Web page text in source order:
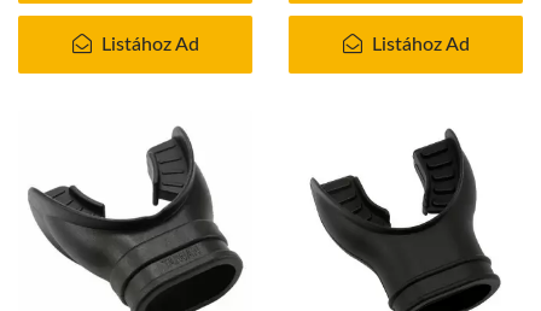
Listához Ad Listához Ad